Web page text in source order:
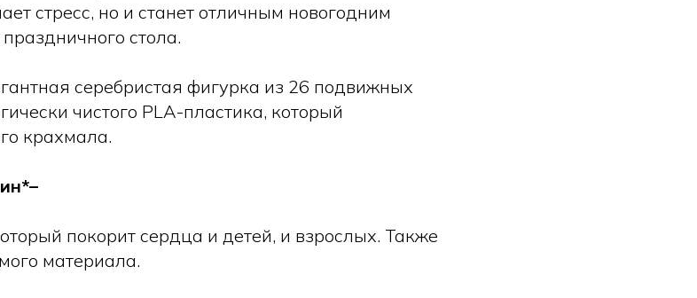
стресс, но и станет отличным новогодним
стола.
серебристая фигурка из 26 подвижных
чистого PLA-пластика, который
крахмала.
покорит сердца и детей, и взрослых. Также
материала.